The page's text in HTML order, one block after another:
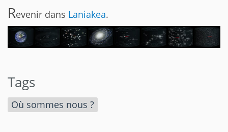
Revenir dans Laniakea.
Tags
Où sommes nous ?